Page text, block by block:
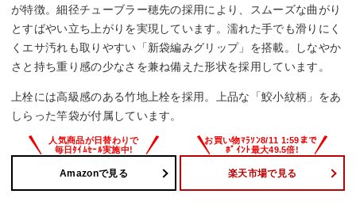
が特徴。細径チューブラー穂先の採用により、スムーズな曲がり
とすばやい立ち上がりを実現しています。濡れた手でも滑りにく
くエサ汚れも取りやすい「新袋編みグリップ」を搭載。しなやか
さと持ち重り感の少なさを兼ね備えた形状を採用しています。
上栓には高級感のある竹地上栓を採用。上品な「鮫小紋柄」をあ
しらった竿袋が付属しています。
Amazonで見る 楽天市場で見る